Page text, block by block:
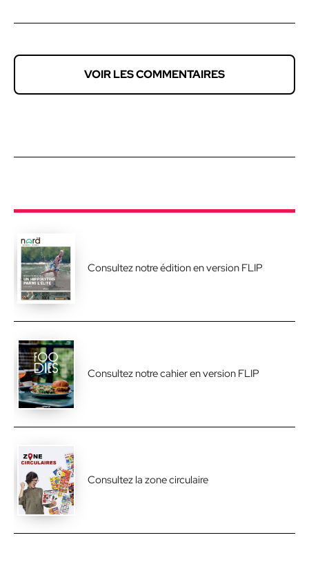
VOIR LES COMMENTAIRES
Consultez notre édition en version FLIP
Consultez notre cahier en version FLIP
Consultez la zone circulaire